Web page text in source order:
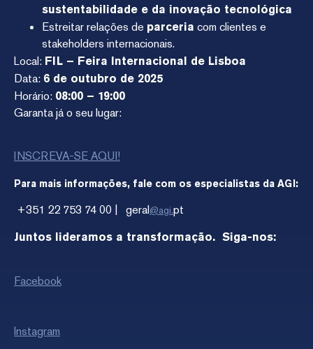
sustentabilidade e da inovação tecnológica
Estreitar relações de parceria com clientes e
stakeholders internacionais.
Local: FIL – Feira Internacional de Lisboa
Data: 6 de outubro de 2025
Horário: 08:00 – 19:00
Garanta já o seu lugar:
INSCREVA-SE AQUI!
Para mais informações, fale com os especialistas da AGI:
+351 22 753 74 00 | geral@agi.pt
Juntos lideramos a transformação. Siga-nos:
Facebook
Instagram